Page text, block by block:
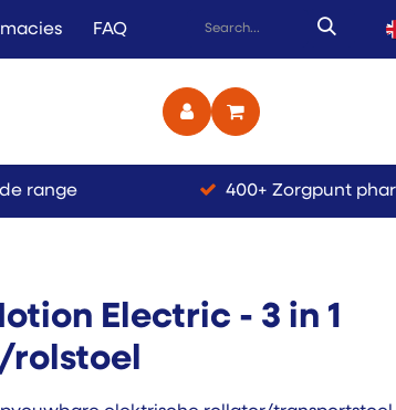
FAQ
range 400+ Zorgpunt
Electric - 3 in 1